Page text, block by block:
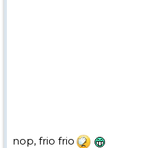
nop, frio frio